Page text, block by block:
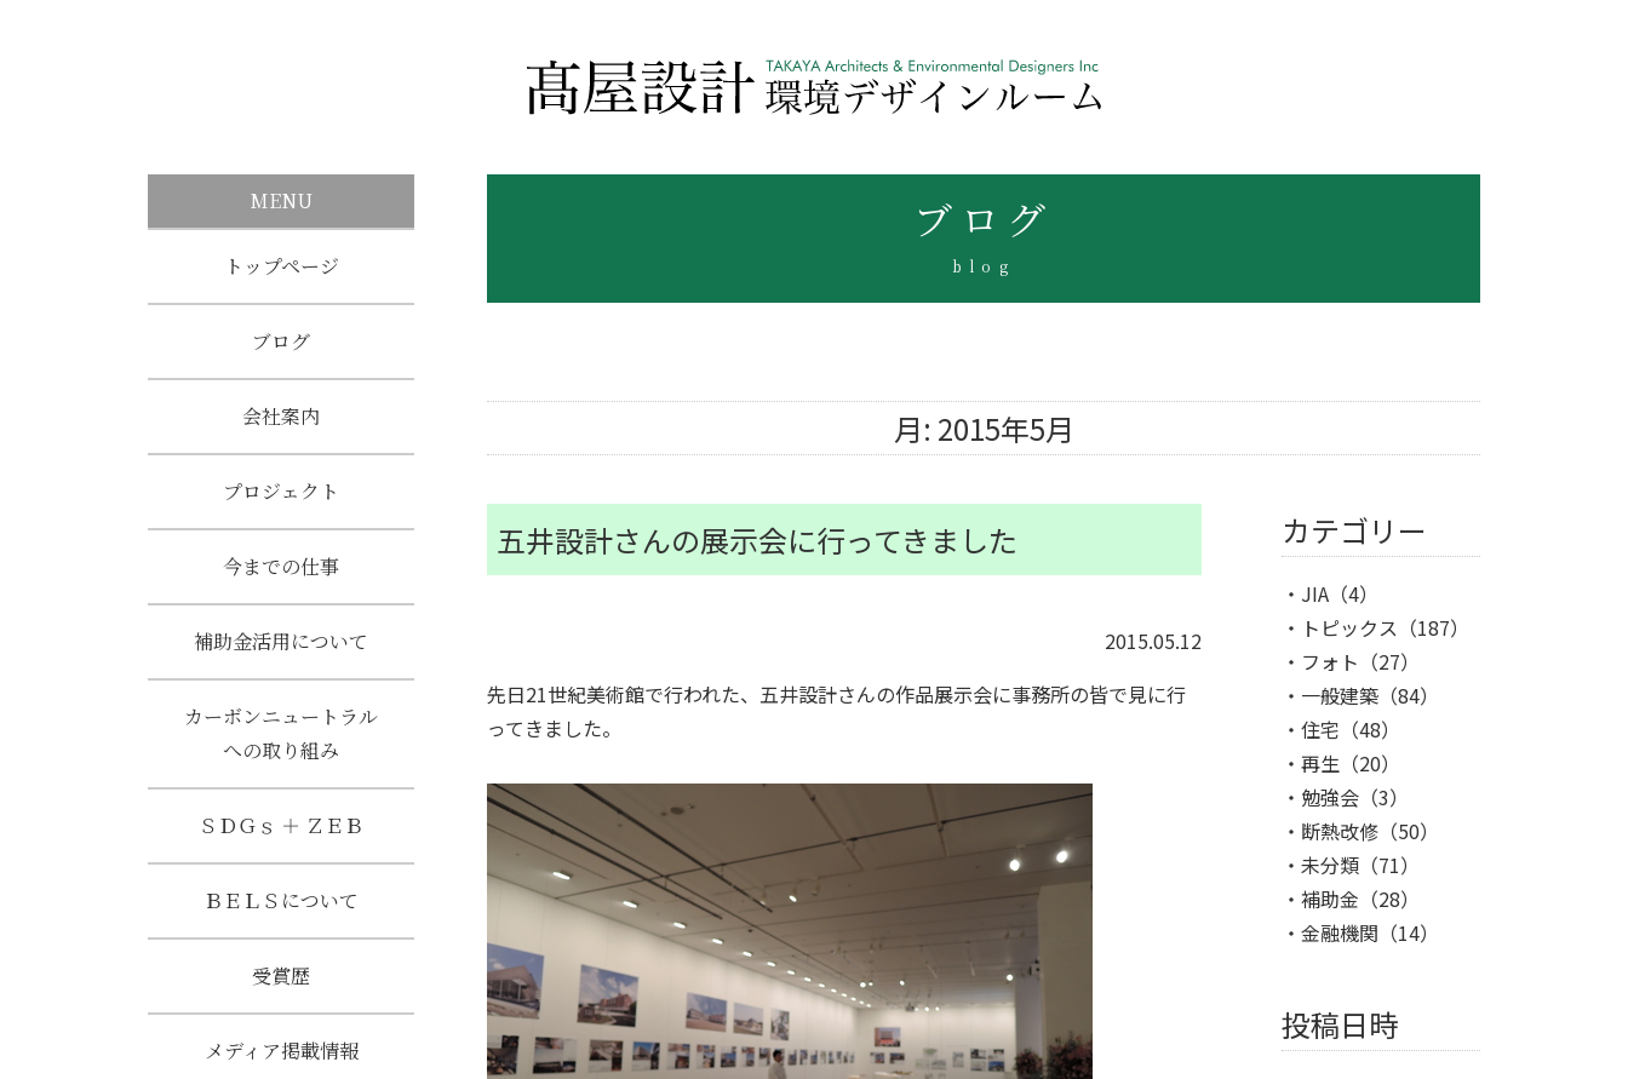
ブログ
blog
月: 2015年5月
五井設計さんの展示会に行ってきました
2015.05.12
先日21世紀美術館で行われた、五井設計さんの作品展示会に事務所の皆で見に行
ってきました。
カテゴリー
JIA （4）
トピックス （187）
フォト （27）
一般建築 （84）
住宅 （48）
再生 （20）
勉強会 （3）
断熱改修 （50）
未分類 （71）
補助金 （28）
金融機関 （14）
投稿日時
MENU
トップページ
ブログ
会社案内
プロジェクト
今までの仕事
補助金活用について
カーボンニュートラル
への取り組み
ＳＤＧｓ ＋ ＺＥＢ
ＢＥＬＳについて
受賞歴
メディア掲載情報